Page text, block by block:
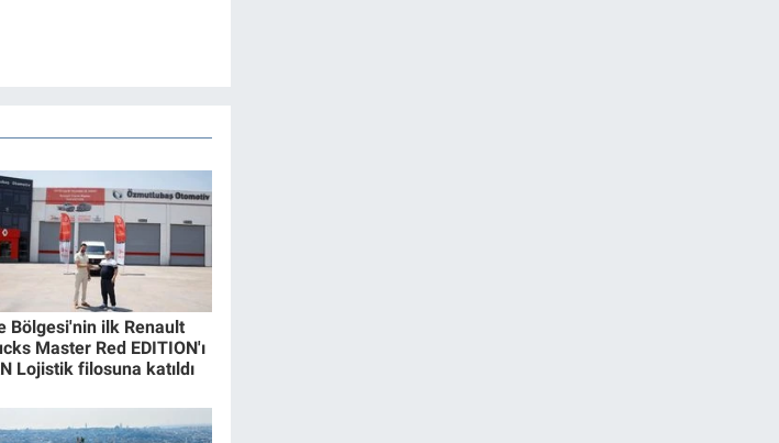
Bölgesi'nin ilk Renault
Master Red EDITION'ı
Lojistik filosuna katıldı